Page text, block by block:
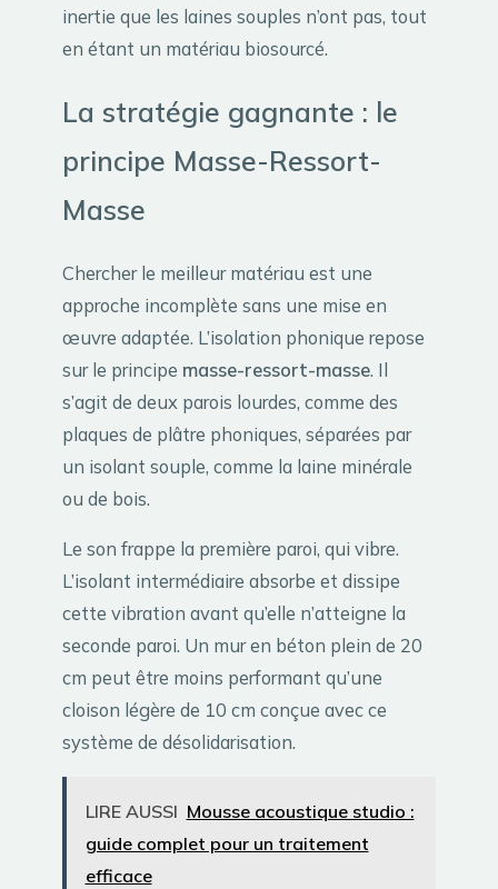
inertie que les laines souples n’ont pas, tout
en étant un matériau biosourcé.
La stratégie gagnante : le
principe Masse-Ressort-
Masse
Chercher le meilleur matériau est une
approche incomplète sans une mise en
œuvre adaptée. L’isolation phonique repose
sur le principe masse-ressort-masse. Il
s’agit de deux parois lourdes, comme des
plaques de plâtre phoniques, séparées par
un isolant souple, comme la laine minérale
ou de bois.
Le son frappe la première paroi, qui vibre.
L’isolant intermédiaire absorbe et dissipe
cette vibration avant qu’elle n’atteigne la
seconde paroi. Un mur en béton plein de 20
cm peut être moins performant qu’une
cloison légère de 10 cm conçue avec ce
système de désolidarisation.
LIRE AUSSI Mousse acoustique studio :
guide complet pour un traitement
efficace